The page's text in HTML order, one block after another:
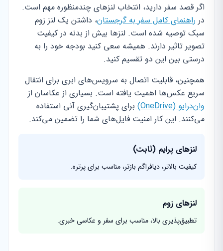
اگر قصد سفر دارید، انتخاب لنزهای چندمنظوره مهم است.
در راهنمای کامل سفر به گرجستان، داشتن یک لنز زوم
سبک توصیه شده است. لنزها بیش از بدنه در کیفیت
تصویر تاثیر دارند. همیشه سعی کنید بودجه خود را به
درستی بین این دو تقسیم کنید.
همچنین، قابلیت اتصال به سرویس‌های ابری برای انتقال
سریع عکس‌ها اهمیت یافته است. بسیاری از عکاسان از
وان‌درایو (OneDrive)
برای پشتیبان‌گیری آنی استفاده
می‌کنند. این کار امنیت فایل‌های شما را تضمین می‌کند.
لنزهای پرایم (ثابت)
کیفیت بالاتر، دیافراگم بازتر، مناسب برای پرتره.
لنزهای زوم
تطبیق‌پذیری بالا، مناسب برای سفر و عکاسی خبری.